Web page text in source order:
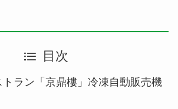
目次
ラン「京鼎樓」冷凍自動販売機